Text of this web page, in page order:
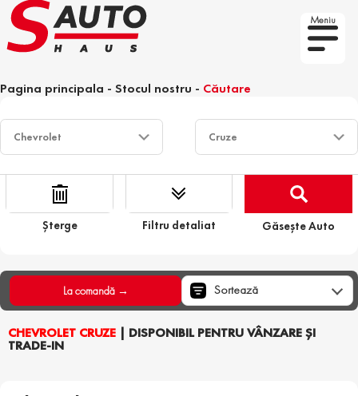
Meniu
Pagina principala - Stocul nostru - Căutare
Șterge Filtru detaliat Găsește Auto
CHEVROLET CRUZE | DISPONIBIL PENTRU VÂNZARE ȘI
TRADE-IN
La comandă → Sortează